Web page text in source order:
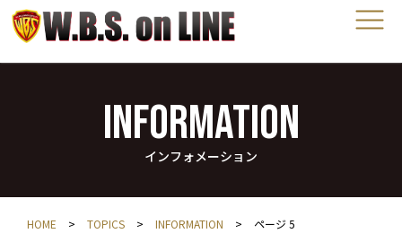
INFORMATION
インフォメーション
HOME > TOPICS > INFORMATION > ページ 5